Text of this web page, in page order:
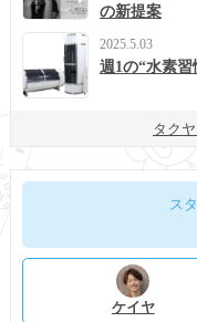
の新提案
2025.5.03
週1の“水素習
タク
ス
ケイヤ